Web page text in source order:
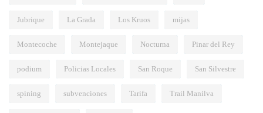
Jubrique La Grada Los Kruos mijas
Montecoche Montejaque Nocturna Pinar del Rey
podium Policias Locales San Roque San Silvestre
spining subvenciones Tarifa Trail Manilva